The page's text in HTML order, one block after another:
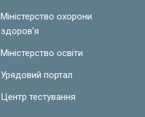
Міністерство охорони
здоров'я
Міністерство освіти
Урядовий портал
Центр тестування